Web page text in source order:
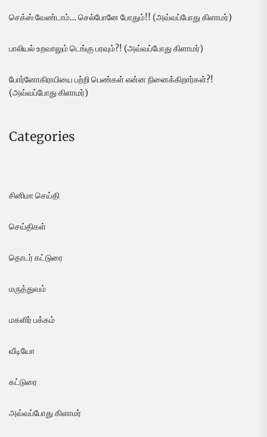
செக்ஸ் வேண்டாம்… செல்போனே போதும்!! (அவ்வப்போது கிளாமர்)
பாலியல் உறவாலும் டெங்கு பரவும்?! (அவ்வப்போது கிளாமர்)
போர்னோகிராபியை பற்றி பெண்கள் என்ன நினைக்கிறார்கள்?!
(அவ்வப்போது கிளாமர்)
Categories
சினிமா செய்தி
செய்திகள்
தொடர் கட்டுரை
மருத்துவம்
மகளிர் பக்கம்
வீடியோ
கட்டுரை
அவ்வப்போது கிளாமர்